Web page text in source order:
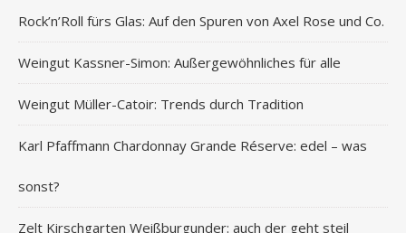
Rock’n’Roll fürs Glas: Auf den Spuren von Axel Rose und Co.
Weingut Kassner-Simon: Außergewöhnliches für alle
Weingut Müller-Catoir: Trends durch Tradition
Karl Pfaffmann Chardonnay Grande Réserve: edel – was
sonst?
Zelt Kirschgarten Weißburgunder: auch der geht steil